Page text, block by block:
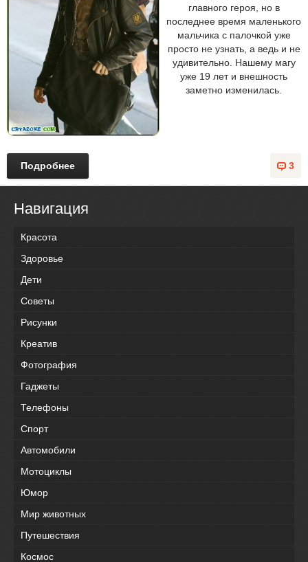
главного героя, но в
последнее время маленького
мальчика с палочкой уже
просто не узнать, а ведь и не
удивительно. Нашему магу
уже 19 лет и внешность
заметно изменилась.
3
Подробнее
Навигация
Красота
Здоровье
Дети
Советы
Рисунки
Креатив
Фотография
Гаджеты
Телефоны
Спорт
Автомобили
Мотоциклы
Юмор
Мир животных
Путешествия
Космос